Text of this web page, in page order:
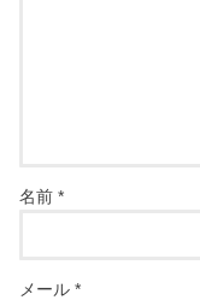
名前*
メール*